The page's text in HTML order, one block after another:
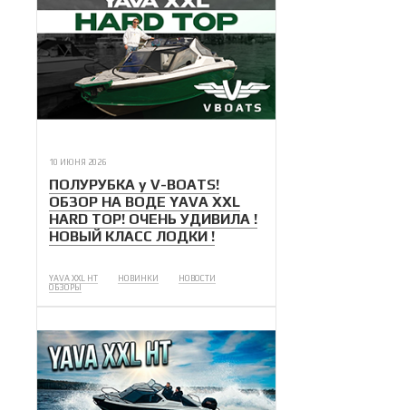
10 ИЮНЯ 2026
ПОЛУРУБКА у V-BOATS!
ОБЗОР НА ВОДЕ YAVA XXL
HARD TOP! ОЧЕНЬ УДИВИЛА !
НОВЫЙ КЛАСС ЛОДКИ !
YAVA XXL HT НОВИНКИ
НОВОСТИ
ОБЗОРЫ